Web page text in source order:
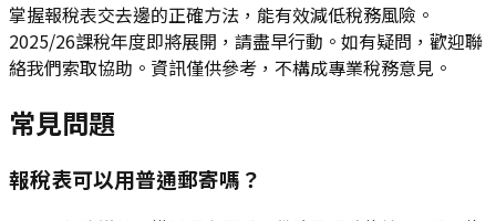
掌握報稅表交去邊的正確方法，能有效減低稅務風險。
2025/26課稅年度即將展開，請盡早行動。如有疑問，歡迎聯
絡我們索取協助。資訊僅供參考，不構成專業稅務意見。
常見問題
報稅表可以用普通郵寄嗎？